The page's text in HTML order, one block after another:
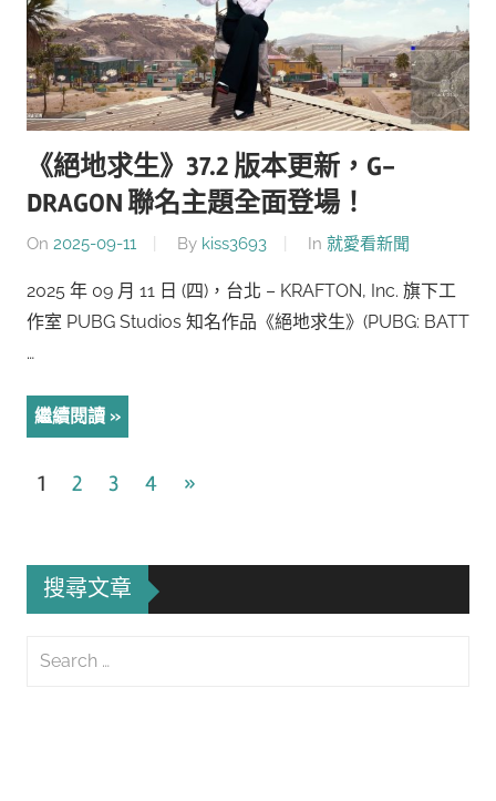
《絕地求生》37.2 版本更新，G-
DRAGON 聯名主題全面登場！
On 2025-09-11 By kiss3693 In 就愛看新聞
2025 年 09 月 11 日 (四)，台北 – KRAFTON, Inc. 旗下工
作室 PUBG Studios 知名作品《絕地求生》(PUBG: BATT
…
繼續閱讀
文
導
覽
1 2 3 4
Next
»
搜尋文章
Search